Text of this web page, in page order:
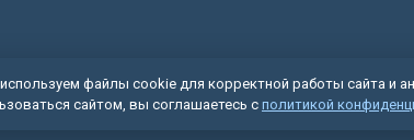
© 2024–2025 МедКвадро. Лицензия № ЛО-77-01-
файлы cookie для корректной работы сайта и
сайтом, вы соглашаетесь с политикой